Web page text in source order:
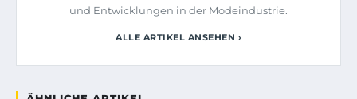
und Entwicklungen in der Modeindustrie.
ALLE ARTIKEL ANSEHEN ›